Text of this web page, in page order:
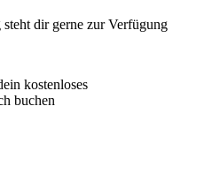
dir gerne zur Verfügung
kostenloses
buchen